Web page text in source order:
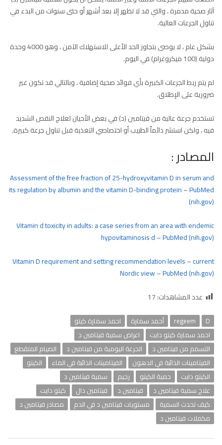
آثار صحية مدمرة ، والتي قد لا تظهر إلا بعد أشهر أو حتى سنوات من البدء في
تناول الجرعات العالية.
بشكل عام ، لا يوصى بتجاوز الحد الأعلى للاستهلاك الآمن ، وهو 4000 وحدة
دولية (100 ميكروغرام) في اليوم.
لم يتم ربط الجرعات الكبيرة بأي فوائد صحية إضافية ، وبالتالي قد تكون غير
ضرورية على الإطلاق.
تستخدم جرعة عالية من فيتامين (د) في بعض الأحيان لعلاج النقص الشديد
فيه ، ولكن استشر دائماً الطبيب أو اختصاصي التغذية قبل تناول جرعة كبيرة.
المصادر :
Assessment of the free fraction of 25-hydroxyvitamin D in serum and
its regulation by albumin and the vitamin D-binding protein – PubMed
(nih.gov)
Vitamin d toxicity in adults: a case series from an area with endemic
hypovitaminosis d – PubMed (nih.gov)
Vitamin D requirement and setting recommendation levels – current
Nordic view – PubMed (nih.gov)
عدد المشاهدات:17
D
regeem أحمد سمارة
احمد سمارة كيتو
احمد سمارة كيتو دايت
اعراض سمية فيتامين د
التسمم من فيتامين د
الجرعة اليومية من فيتامين د
الصيام المتقطع
الفيتامينات الذائبة في الدهون
الفيتامينات الذائبة في الماء
الكيتو
الكيتو دايت
حمية الكيتو رجيم
سمية فيتامين د
علاج سمية فيتامين د
فيتامين د فيتامين دال
كيتو دايت
كيف تحدث السمية
مستويات فيتامين د في الدم
مصادر فيتامين د
مكملات فيتامين د